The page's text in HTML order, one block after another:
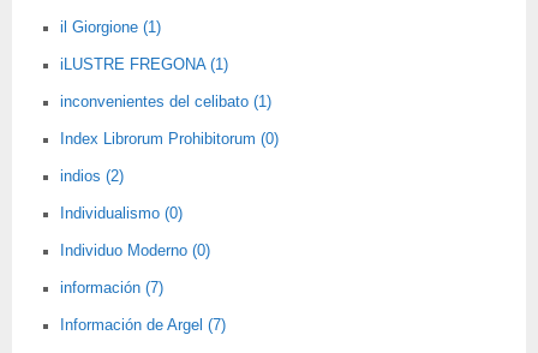
il Giorgione (1)
iLUSTRE FREGONA (1)
inconvenientes del celibato (1)
Index Librorum Prohibitorum (0)
indios (2)
Individualismo (0)
Individuo Moderno (0)
información (7)
Información de Argel (7)